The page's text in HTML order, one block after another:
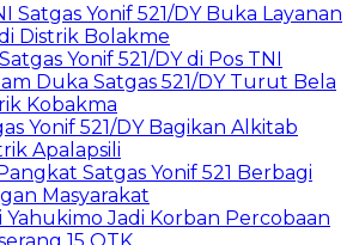
Satgas Yonif 521/DY Buka Layanan
Distrik Bolakme
Yonif 521/DY di Pos TNI
Duka Satgas 521/DY Turut Bela
Kobakma
Yonif 521/DY Bagikan Alkitab
Apalapsili
Satgas Yonif 521 Berbagi
Masyarakat
Jadi Korban Percobaan